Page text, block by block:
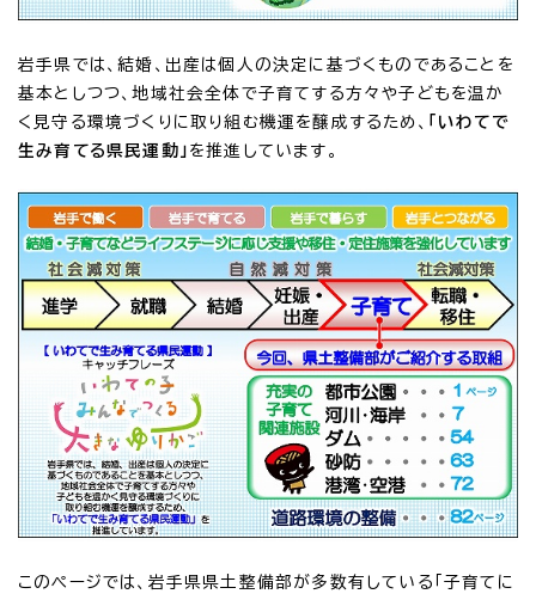
岩手県では、結婚、出産は個人の決定に基づくものであることを
基本としつつ、地域社会全体で子育てする方々や子どもを温か
く見守る環境づくりに取り組む機運を醸成するため、
「いわてで
生み育てる県民運動」 を推進しています。
このページでは、岩手県県土整備部が多数有している「子育てに